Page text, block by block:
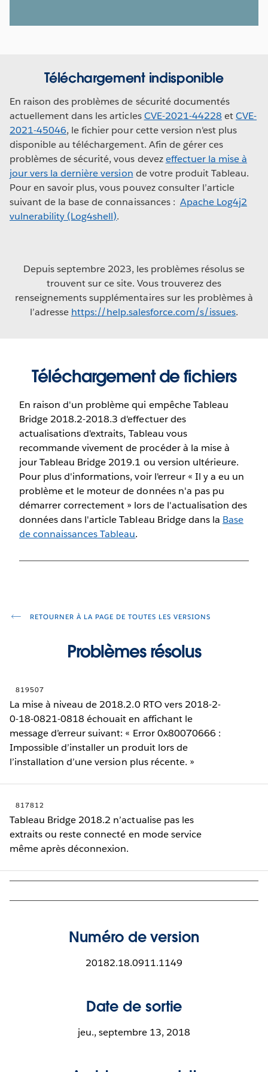
Téléchargement indisponible
En raison des problèmes de sécurité documentés
actuellement dans les articlesCVE-2021-44228 etCVE-
2021-45046, le fichier pour cette version n'est plus
disponible au téléchargement. Afin de gérer ces
problèmes de sécurité, vous devezeffectuer la mise à
jour vers la dernière version de votre produit Tableau.
Pour en savoir plus, vous pouvez consulter l’article
suivant de la base de connaissances : Apache Log4j2
vulnerability (Log4shell).
Depuis septembre 2023, les problèmes résolus se
trouvent sur ce site. Vous trouverez des
renseignements supplémentaires sur les problèmes à
l’adresse https://help.salesforce.com/s/issues.
Téléchargement de fichiers
En raison d'un problème qui empêche Tableau
Bridge 2018.2-2018.3 d'effectuer des
actualisations d'extraits, Tableau vous
recommande vivement de procéder à la mise à
jour Tableau Bridge 2019.1 ou version ultérieure.
Pour plus d'informations, voir l'erreur « Il y a eu un
problème et le moteur de données n'a pas pu
démarrer correctement » lors de l'actualisation des
données dans l'article Tableau Bridge dans la Base
de connaissances Tableau.
RETOURNER À LA PAGE DE TOUTES LES VERSIONS
Problèmes résolus
819507
La mise à niveau de 2018.2.0 RTO vers 2018-2-
0-18-0821-0818 échouait en affichant le
message d’erreur suivant: « Error 0x80070666 :
Impossible d’installer un produit lors de
l’installation d’une version plus récente. »
817812
Tableau Bridge 2018.2 n’actualise pas les
extraits ou reste connecté en mode service
même après déconnexion.
Numéro de version
20182.18.0911.1149
Date de sortie
jeu., septembre 13, 2018